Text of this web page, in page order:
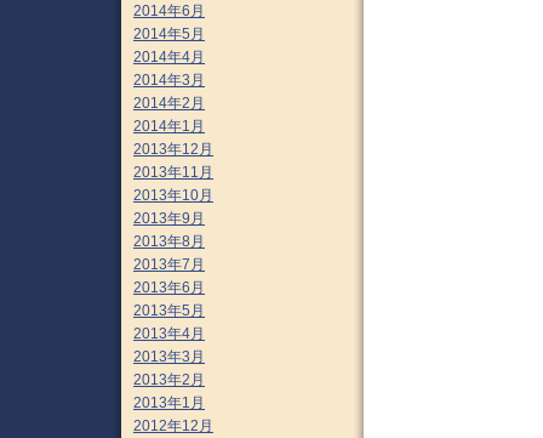
2014年6月
2014年5月
2014年4月
2014年3月
2014年2月
2014年1月
2013年12月
2013年11月
2013年10月
2013年9月
2013年8月
2013年7月
2013年6月
2013年5月
2013年4月
2013年3月
2013年2月
2013年1月
2012年12月